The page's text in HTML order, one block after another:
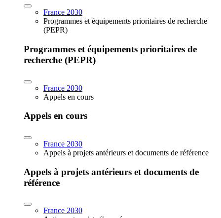
France 2030
Programmes et équipements prioritaires de recherche
(PEPR)
Programmes et équipements prioritaires de
recherche (PEPR)
France 2030
Appels en cours
Appels en cours
France 2030
Appels à projets antérieurs et documents de référence
Appels à projets antérieurs et documents de
référence
France 2030